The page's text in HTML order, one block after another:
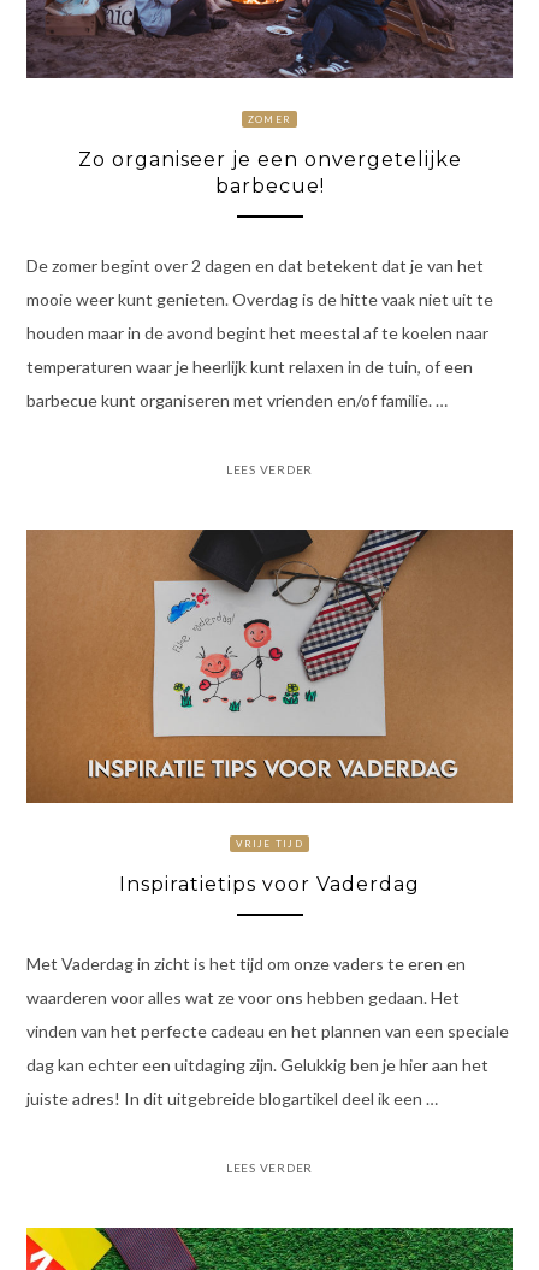
ZOMER
Zo organiseer je een onvergetelijke
barbecue!
De zomer begint over 2 dagen en dat betekent dat je van het
mooie weer kunt genieten. Overdag is de hitte vaak niet uit te
houden maar in de avond begint het meestal af te koelen naar
temperaturen waar je heerlijk kunt relaxen in de tuin, of een
barbecue kunt organiseren met vrienden en/of familie. …
LEES VERDER
VRIJE TIJD
Inspiratietips voor Vaderdag
Met Vaderdag in zicht is het tijd om onze vaders te eren en
waarderen voor alles wat ze voor ons hebben gedaan. Het
vinden van het perfecte cadeau en het plannen van een speciale
dag kan echter een uitdaging zijn. Gelukkig ben je hier aan het
juiste adres! In dit uitgebreide blogartikel deel ik een …
LEES VERDER